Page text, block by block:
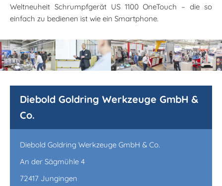
Weltneuheit Schrumpfgerät US 1100 OneTouch – die so
einfach zu bedienen ist wie ein Smartphone.
Diebold Goldring Werkzeuge GmbH &
Co.
Diebold Goldring Werkzeuge GmbH & Co.
An der Sägmühle 4
72417 Jungingen